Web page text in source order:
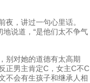
夜，讲过一句心里话。
地说道，“是他们太不争气
别对她的道德有太高期
正男主肯定C，女主C不C
不会有生孩子和继承人相